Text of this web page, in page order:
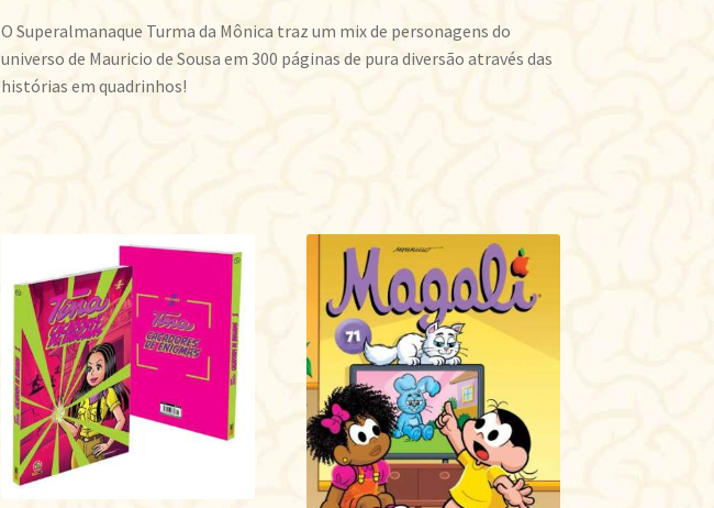
O Superalmanaque Turma da Mônica traz um mix de personagens do
universo de Mauricio de Sousa em 300 páginas de pura diversão através das
histórias em quadrinhos!